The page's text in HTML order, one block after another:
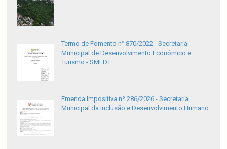
Termo de Fomento n° 870/2022 - Secretaria
Municipal de Desenvolvimento Econômico e
Turismo - SMEDT.
Emenda Impositiva nº 286/2026 - Secretaria
Municipal da Inclusão e Desenvolvimento Humano.